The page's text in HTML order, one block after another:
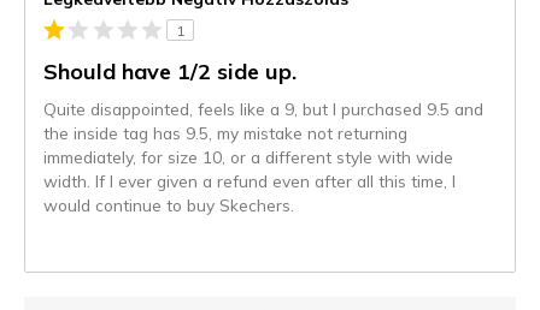
1
Should have 1/2 side up.
Quite disappointed, feels like a 9, but I purchased 9.5 and
the inside tag has 9.5, my mistake not returning
immediately, for size 10, or a different style with wide
width. If I ever given a refund even after all this time, I
would continue to buy Skechers.